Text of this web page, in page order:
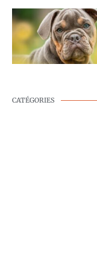
CATÉGORIES